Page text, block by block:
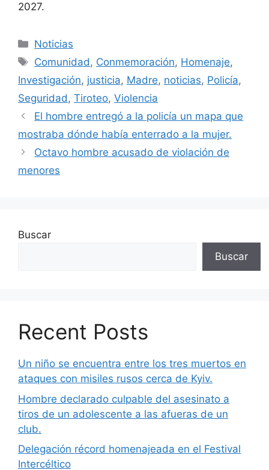
2027.
Categorías
Noticias
Etiquetas
Comunidad, Conmemoración, Homenaje,
Investigación, justicia, Madre, noticias, Policía,
Seguridad, Tiroteo, Violencia
El hombre entregó a la policía un mapa que
mostraba dónde había enterrado a la mujer.
Octavo hombre acusado de violación de
menores
Buscar
Buscar
Recent Posts
Un niño se encuentra entre los tres muertos en
ataques con misiles rusos cerca de Kyiv.
Hombre declarado culpable del asesinato a
tiros de un adolescente a las afueras de un
club.
Delegación récord homenajeada en el Festival
Intercéltico